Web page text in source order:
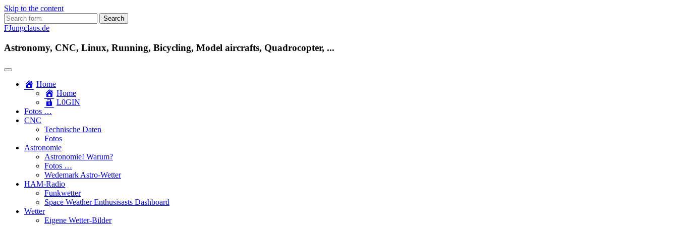
Skip to the content
Search
for:
FJungclaus.de
Astronomy, CNC, Linux, Running, Bicycling, Model aircrafts, Quadrocopter, ...
Home
Home
L​0​​GIN
Fotos …
CNC
Technische Daten
Fotos
Astronomie
Astronomie! Warum?
Fotos …
Wedemark Astro-Wetter
HAM-Radio
Funkwetter
Space Weather Enthusisasts Dashboard
Wetter
Eigene Wetter-Bilder